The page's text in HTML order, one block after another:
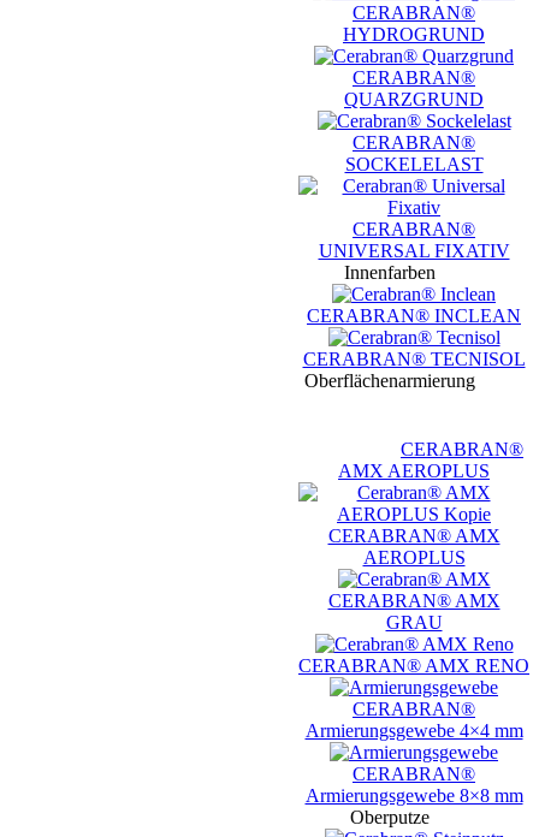
CERABRAN®
HYDROGRUND
CERABRAN®
QUARZGRUND
CERABRAN®
SOCKELELAST
CERABRAN®
UNIVERSAL FIXATIV
Innenfarben
CERABRAN® INCLEAN
CERABRAN® TECNISOL
Oberflächenarmierung
CERABRAN®
AMX AEROPLUS
CERABRAN® AMX
AEROPLUS
CERABRAN® AMX
GRAU
CERABRAN® AMX RENO
CERABRAN®
Armierungsgewebe 4×4 mm
CERABRAN®
Armierungsgewebe 8×8 mm
Oberputze